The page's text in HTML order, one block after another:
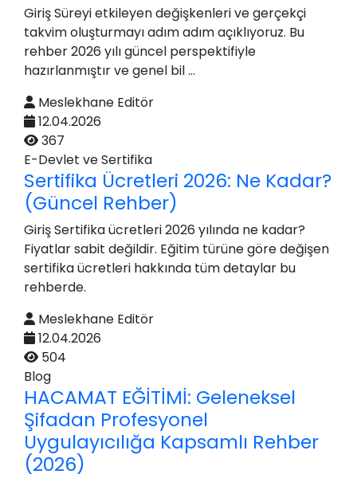
Giriş Süreyi etkileyen değişkenleri ve gerçekçi
takvim oluşturmayı adım adım açıklıyoruz. Bu
rehber 2026 yılı güncel perspektifiyle
hazırlanmıştır ve genel bil ...
Meslekhane Editör
12.04.2026
367
E-Devlet ve Sertifika
Sertifika Ücretleri 2026: Ne Kadar?
(Güncel Rehber)
Giriş Sertifika ücretleri 2026 yılında ne kadar?
Fiyatlar sabit değildir. Eğitim türüne göre değişen
sertifika ücretleri hakkında tüm detaylar bu
rehberde.
Meslekhane Editör
12.04.2026
504
Blog
HACAMAT EĞİTİMİ: Geleneksel
Şifadan Profesyonel
Uygulayıcılığa Kapsamlı Rehber
(2026)